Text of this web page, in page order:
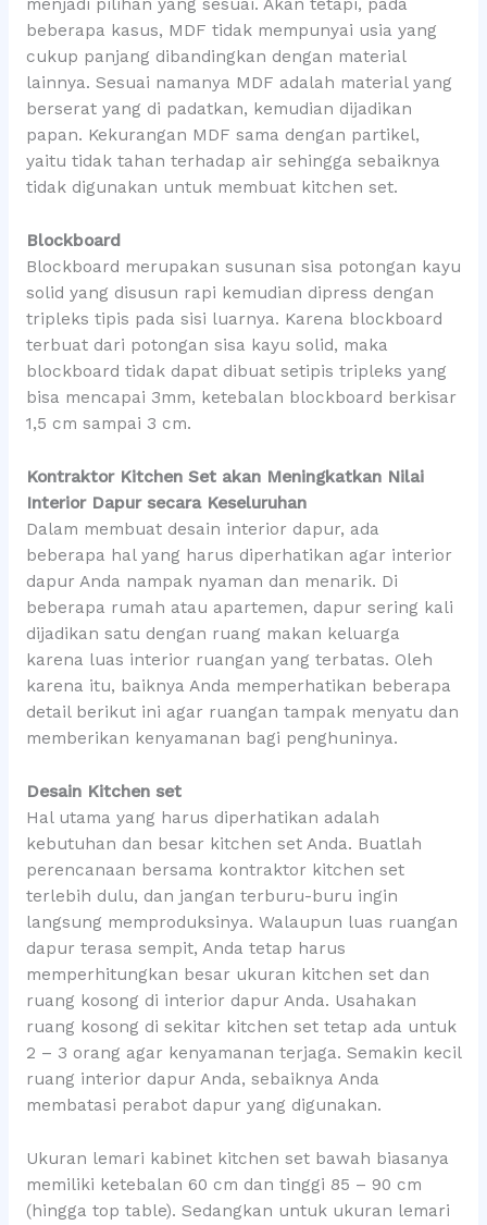
menjadi pilihan yang sesuai. Akan tetapi, pada
beberapa kasus, MDF tidak mempunyai usia yang
cukup panjang dibandingkan dengan material
lainnya. Sesuai namanya MDF adalah material yang
berserat yang di padatkan, kemudian dijadikan
papan. Kekurangan MDF sama dengan partikel,
yaitu tidak tahan terhadap air sehingga sebaiknya
tidak digunakan untuk membuat kitchen set.
Blockboard
Blockboard merupakan susunan sisa potongan kayu
solid yang disusun rapi kemudian dipress dengan
tripleks tipis pada sisi luarnya. Karena blockboard
terbuat dari potongan sisa kayu solid, maka
blockboard tidak dapat dibuat setipis tripleks yang
bisa mencapai 3mm, ketebalan blockboard berkisar
1,5 cm sampai 3 cm.
Kontraktor Kitchen Set akan Meningkatkan Nilai
Interior Dapur secara Keseluruhan
Dalam membuat desain interior dapur, ada
beberapa hal yang harus diperhatikan agar interior
dapur Anda nampak nyaman dan menarik. Di
beberapa rumah atau apartemen, dapur sering kali
dijadikan satu dengan ruang makan keluarga
karena luas interior ruangan yang terbatas. Oleh
karena itu, baiknya Anda memperhatikan beberapa
detail berikut ini agar ruangan tampak menyatu dan
memberikan kenyamanan bagi penghuninya.
Desain Kitchen set
Hal utama yang harus diperhatikan adalah
kebutuhan dan besar kitchen set Anda. Buatlah
perencanaan bersama kontraktor kitchen set
terlebih dulu, dan jangan terburu-buru ingin
langsung memproduksinya. Walaupun luas ruangan
dapur terasa sempit, Anda tetap harus
memperhitungkan besar ukuran kitchen set dan
ruang kosong di interior dapur Anda. Usahakan
ruang kosong di sekitar kitchen set tetap ada untuk
2 – 3 orang agar kenyamanan terjaga. Semakin kecil
ruang interior dapur Anda, sebaiknya Anda
membatasi perabot dapur yang digunakan.
Ukuran lemari kabinet kitchen set bawah biasanya
memiliki ketebalan 60 cm dan tinggi 85 – 90 cm
(hingga top table). Sedangkan untuk ukuran lemari